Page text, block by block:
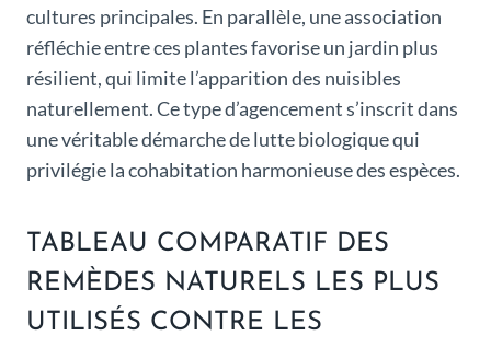
cultures principales. En parallèle, une association
réfléchie entre ces plantes favorise un jardin plus
résilient, qui limite l’apparition des nuisibles
naturellement. Ce type d’agencement s’inscrit dans
une véritable démarche de lutte biologique qui
privilégie la cohabitation harmonieuse des espèces.
TABLEAU COMPARATIF DES
REMÈDES NATURELS LES PLUS
UTILISÉS CONTRE LES